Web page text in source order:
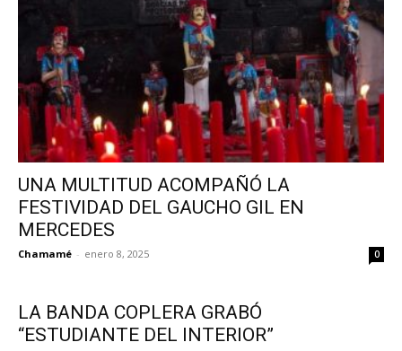
UNA MULTITUD ACOMPAÑÓ LA
FESTIVIDAD DEL GAUCHO GIL EN
MERCEDES
Chamamé - enero 8, 2025 0
LA BANDA COPLERA GRABÓ
“ESTUDIANTE DEL INTERIOR”